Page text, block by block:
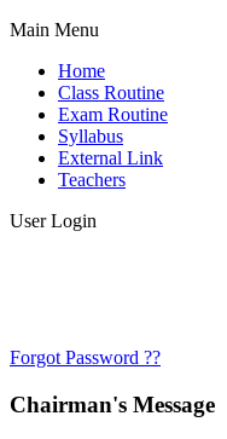
Main Menu
Home
Class Routine
Exam Routine
Syllabus
External Link
Teachers
User Login
Forgot Password ??
Chairman's Message